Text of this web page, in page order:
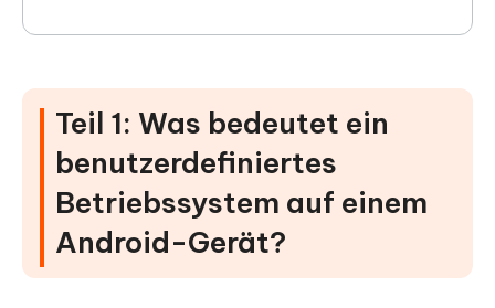
Teil 1: Was bedeutet ein
benutzerdefiniertes
Betriebssystem auf einem
Android-Gerät?